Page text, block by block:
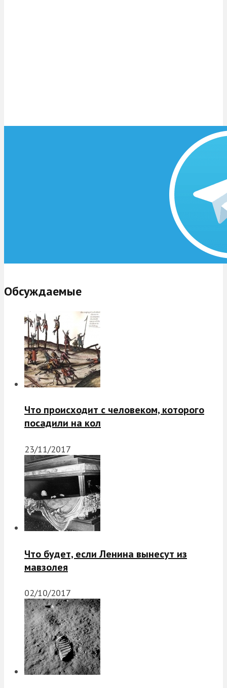
Обсуждаемые
Что происходит с человеком, которого
посадили на кол
23/11/2017
Что будет, если Ленина вынесут из
мавзолея
02/10/2017